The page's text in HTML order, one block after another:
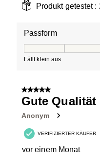
Produkt getestet :
Passform
Fällt klein aus
5 von 5 Sternen.
Gute Qualität
Anonym
VERIFIZIERTER KÄUFER
vor einem Monat